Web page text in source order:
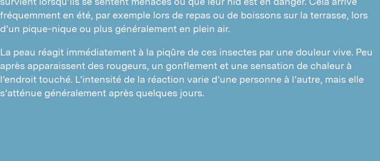
Souris
Rats
Martres
Insectes gênants
Cloportes rugueux
Inspections
Formation des clients
Certificats
Nuisibles
fréquemment en été, par exemple lors de repas ou de boissons sur la terrasse, lors
d’un pique-nique ou plus généralement en plein air.
La peau réagit immédiatement à la piqûre de ces insectes par une douleur vive. Peu
après apparaissent des rougeurs, un gonflement et une sensation de chaleur à
l’endroit touché. L’intensité de la réaction varie d’une personne à l’autre, mais elle
s’atténue généralement après quelques jours.